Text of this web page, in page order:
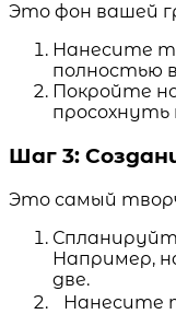
Это фон вашей
Нанесите
полностью
Покройте
Шаг 3:
Это самый
Например,
две.
Нанесите